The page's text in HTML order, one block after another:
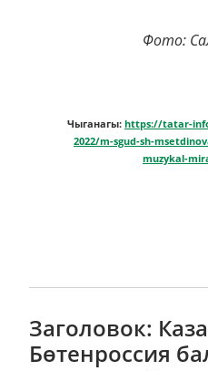
Фото:
Чыганагы: https://tatar-
2022/m-sgud-sh-
muzykal-
Заголовок:
Бөтенроссия